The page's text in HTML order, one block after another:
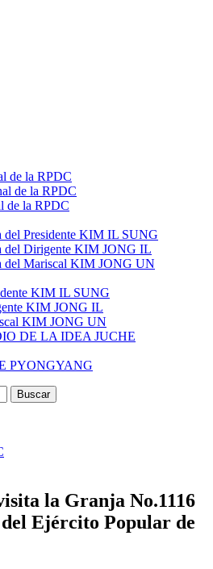
de la RPDC
de la RPDC
de la RPDC
del Presidente KIM IL SUNG
del Dirigente KIM JONG IL
del Mariscal KIM JONG UN
KIM IL SUNG
KIM JONG IL
KIM JONG UN
DE LA IDEA JUCHE
PYONGYANG
la Granja No.1116
Ejército Popular de